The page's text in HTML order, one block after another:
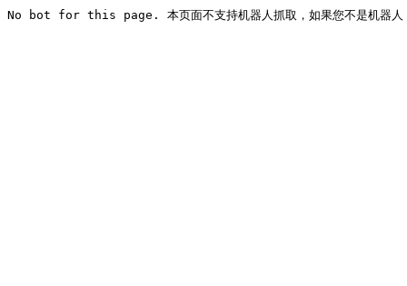
No bot for this page. 本页面不支持机器人抓取，如果您不是机器人，